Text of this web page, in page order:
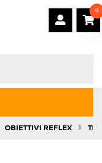
0
OBIETTIVI REFLEX »